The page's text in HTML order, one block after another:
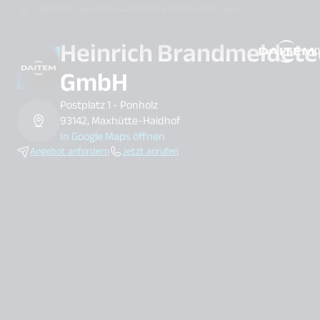
search.label
Heinrich
GmbH
Postplatz 1 - Ponholz
93142, Maxhütte-Haidhof
In Google Maps öffnen
Angebot anfordern Jetzt anrufen